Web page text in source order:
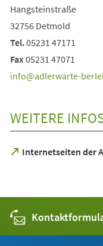
Hangsteinstraße
32756 Detmold
Tel.05231 47171
Fax 05231 47071
info
adlerwarte-
WEITERE
Internetseiten der
(Öffnet
Tab)